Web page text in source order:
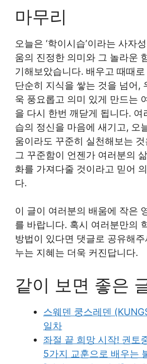
마무리
오늘은 ‘학이시습’이라는 사자
움의 진정한 의미와 그 놀라운
기해보았습니다. 배우고 때때
단순히 지식을 쌓는 것을 넘어,
욱 풍요롭고 의미 있게 만드는
을 다시 한번 깨닫게 됩니다. 여
습의 정신을 마음에 새기고, 오
움이라도 꾸준히 실천해보는
그 꾸준함이 언젠가 여러분의
화를 가져다줄 것이라고 믿어
다.
이 글이 여러분의 배움에 작은
를 바랍니다. 혹시 여러분만의
방법이 있다면 댓글로 공유해
누는 지혜는 더욱 커진답니다.
같이 보면 좋은
스웨덴 쿵스레덴
일차
좌절 끝 희망 시작! 권토
5가지 교훈으로 배우는